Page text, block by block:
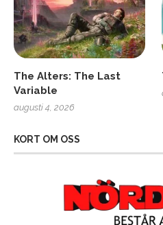
The Alters: The Last
Variable
augusti 4, 2026
KORT OM OSS